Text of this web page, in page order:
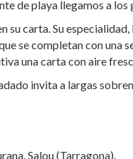
de playa llegamos a los
carta. Su
se completan con una
una carta con aire
invita a largas
Salou (Tarragona).